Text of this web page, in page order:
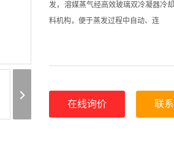
发，溶媒蒸气经高效玻璃双冷凝器冷
料机构，便于蒸发过程中自动、连
在线询价 联系